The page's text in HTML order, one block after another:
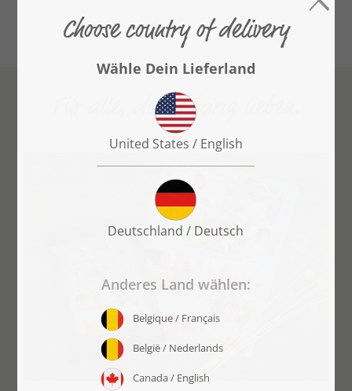
Für alle, die es bärig lieben.